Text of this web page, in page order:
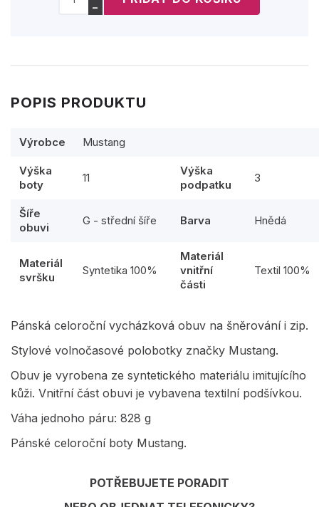
−
POPIS PRODUKTU
Výrobce Mustang
Výška
boty
11
Výška
podpatku
3
Šíře
obuvi
G - střední šíře Barva Hnědá
Materiál
svršku
Syntetika 100%
Materiál
vnitřní
části
Textil 100%
Pánská celoroční vycházková obuv na šněrování i zip.
Stylové volnočasové polobotky značky Mustang.
Obuv je vyrobena ze syntetického materiálu imitujícího
kůži. Vnitřní část obuvi je vybavena textilní podšívkou.
Váha jednoho páru: 828 g
Pánské celoroční boty Mustang.
POTŘEBUJETE PORADIT